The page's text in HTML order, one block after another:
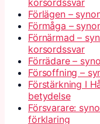
korsordssvar
Förlägen –
Förmåga –
Förnärmad –
korsordssvar
Förrädare –
Försoffning –
Förstärkning I
betydelse
Försvarare:
förklaring